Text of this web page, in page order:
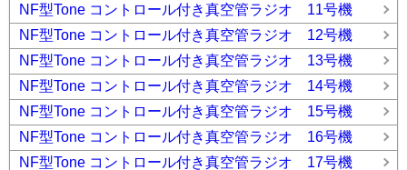
NF型Tone コントロール付き真空管ラジオ 11号機
NF型Tone コントロール付き真空管ラジオ 12号機
NF型Tone コントロール付き真空管ラジオ 13号機
NF型Tone コントロール付き真空管ラジオ 14号機
NF型Tone コントロール付き真空管ラジオ 15号機
NF型Tone コントロール付き真空管ラジオ 16号機
NF型Tone コントロール付き真空管ラジオ 17号機